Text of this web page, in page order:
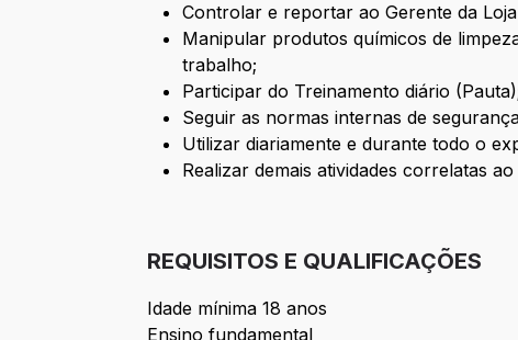
Controlar e reportar ao Gerente da
Manipular produtos químicos de
trabalho;
Participar do Treinamento diário
Seguir as normas internas de
Utilizar diariamente e durante todo o
Realizar demais atividades correlatas
REQUISITOS E QUALIFICAÇÕES
Idade mínima 18 anos
Ensino fundamental